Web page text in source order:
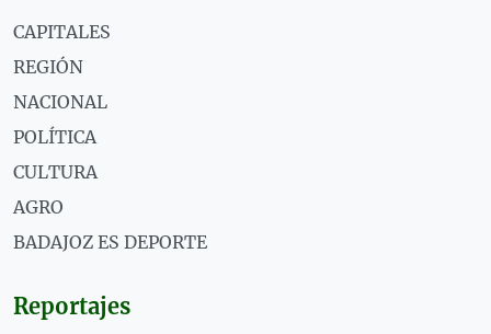
CAPITALES
REGIÓN
NACIONAL
POLÍTICA
CULTURA
AGRO
BADAJOZ ES DEPORTE
Reportajes